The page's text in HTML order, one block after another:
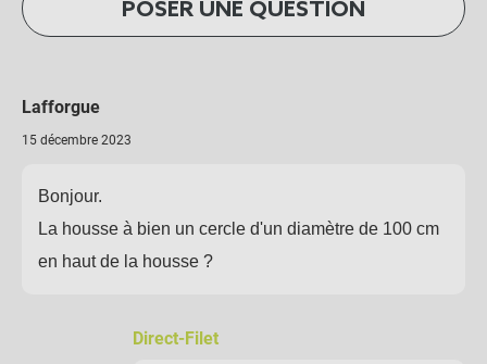
POSER UNE QUESTION
Lafforgue
15 décembre 2023
Bonjour.
La housse à bien un cercle d'un diamètre de 100 cm
en haut de la housse ?
Direct-Filet